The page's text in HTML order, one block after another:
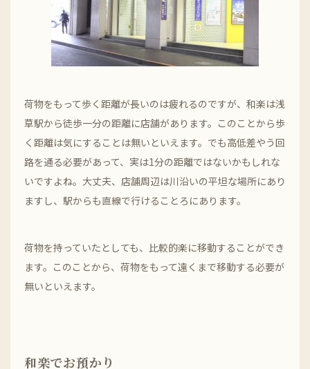
荷物をもって歩く距離が長いのは疲れるのですが、和楽は浅
草駅から徒歩一分の距離に店舗があります。このことから歩
く距離は気にすることは無いといえます。でも高低差やう回
路を通る必要があって、実は1分の距離ではないかもしれな
いですよね。大丈夫、店舗周辺は川沿いの平坦な場所にあり
ますし、駅からも直線で行けることろにあります。
荷物を持っていたとしても、比較的楽に移動することができ
ます。このことから、荷物をもって遠くまで移動する必要が
無いといえます。
和楽でお預かり